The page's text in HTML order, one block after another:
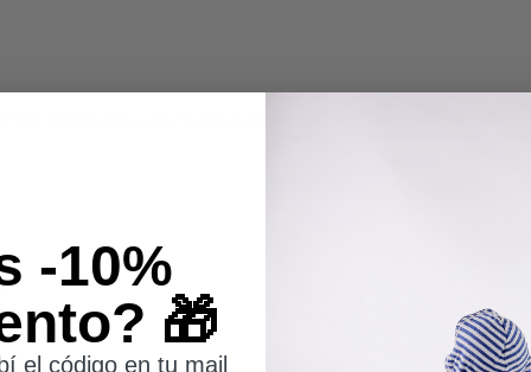
-10%
🎁
el código en tu mail